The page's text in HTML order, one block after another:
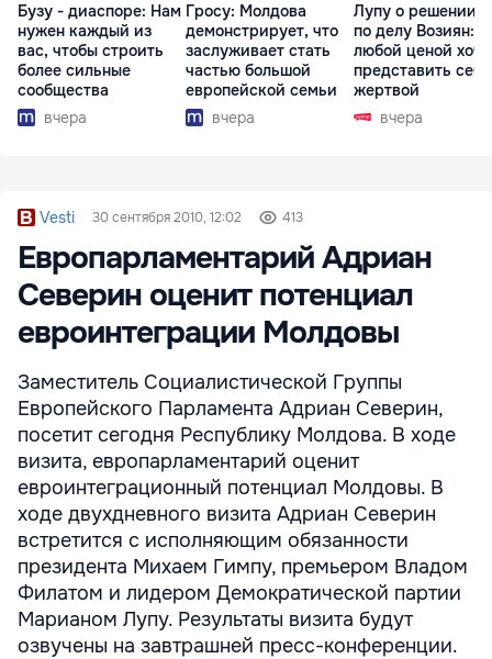
Бузу - диаспоре: Нам
нужен каждый из
вас, чтобы строить
более сильные
сообщества
вчера
Гросу: Молдова
демонстрирует, что
заслуживает стать
частью большой
европейской семьи
вчера
Лупу о решении
по делу Возиян:
любой ценой
представить себя
жертвой
вчера
Vesti 30 сентября 2010, 12:02 413
Европарламентарий Адриан
Северин оценит потенциал
евроинтеграции Молдовы
Заместитель Социалистической Группы
Европейского Парламента Адриан Северин,
посетит сегодня Республику Молдова. В ходе
визита, европарламентарий оценит
евроинтеграционный потенциал Молдовы. В
ходе двухдневного визита Адриан Северин
встретится с исполняющим обязанности
президента Михаем Гимпу, премьером Владом
Филатом и лидером Демократической партии
Марианом Лупу. Результаты визита будут
озвучены на завтрашней пресс-конференции.